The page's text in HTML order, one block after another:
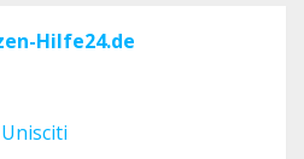
Hilfe24.de
Unisciti